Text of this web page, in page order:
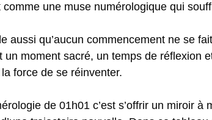
une muse numérologique qui
aussi qu’aucun commencement ne se
moment sacré, un temps de réflexion
force de se réinventer.
de 01h01 c’est s’offrir un miroir